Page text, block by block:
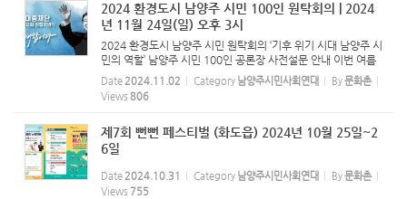
2024 환경도시 남양주 시민 100인 원탁회의 | 2024
년 11월 24일(일) 오후 3시
2024 환경도시 남양주 시민 원탁회의 ‘기후 위기 시대 남양주 시
민의 역할’ 남양주 시민 100인 공론장 사전설문 안내 이번 여름
얼마나 덥고 힘들었나요? 가장 오랜 더위는 바로 우리 지구 환경
의 기후 위기로부터 시작된 현상임을 많은 사람들이 ...
Date 2024.11.02 Category 남양주시민사회연대 By문화촌
Views 806
제7회 뻔뻔 페스티벌 (화도읍) 2024년 10월 25일~2
6일
Date 2024.10.31 Category 남양주시민사회연대 By문화촌
Views 755